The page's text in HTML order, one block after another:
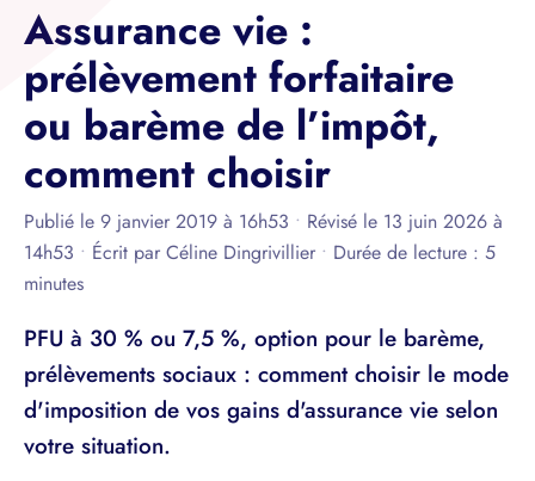
Assurance vie :
prélèvement forfaitaire
ou barème de l’impôt,
comment choisir
Publié le 9 janvier 2019 à 16h53 • Révisé le 13 juin 2026 à
14h53 • Écrit par Céline Dingrivillier • Durée de lecture : 5
minutes
PFU à 30 % ou 7,5 %, option pour le barème,
prélèvements sociaux : comment choisir le mode
d'imposition de vos gains d'assurance vie selon
votre situation.